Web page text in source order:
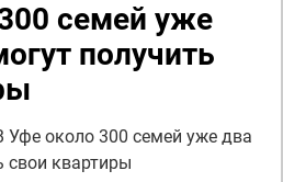
семей уже
получить
Уфе около 300 семей уже два
свои квартиры